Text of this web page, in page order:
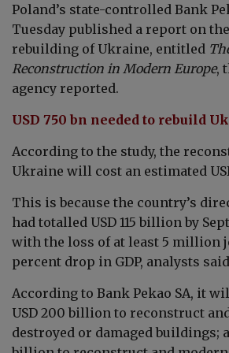
Poland’s state-controlled Bank
Tuesday published a report on
rebuilding of Ukraine, entitled
Reconstruction in Modern Europe,
agency reported.
USD 750 bn needed to rebuild
According to the study, the
Ukraine will cost an estimated
This is because the country’s
had totalled USD 115 billion by
with the loss of at least 5 million
percent drop in GDP, analysts
According to Bank Pekao SA, it
USD 200 billion to reconstruct
destroyed or damaged buildings;